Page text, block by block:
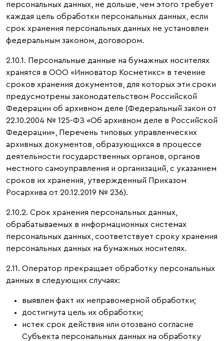
персональных данных, не дольше, чем этого требует
каждая цель обработки персональных данных, если
срок хранения персональных данных не установлен
федеральным законом, договором.
2.10.1. Персональные данные на бумажных носителях
хранятся в ООО «Инноватор Косметикс» в течение
сроков хранения документов, для которых эти сроки
предусмотрены законодательством Российской
Федерации об архивном деле (Федеральный закон от
22.10.2004 № 125-ФЗ «Об архивном деле в Российской
Федерации», Перечень типовых управленческих
архивных документов, образующихся в процессе
деятельности государственных органов, органов
местного самоуправления и организаций, с указанием
сроков их хранения, утвержденный Приказом
Росархива от 20.12.2019 № 236).
2.10.2. Срок хранения персональных данных,
обрабатываемых в информационных системах
персональных данных, соответствует сроку хранения
персональных данных на бумажных носителях.
2.11. Оператор прекращает обработку персональных
данных в следующих случаях:
выявлен факт их неправомерной обработки;
достигнута цель их обработки;
истек срок действия или отозвано согласие
Субъекта персональных данных на обработку